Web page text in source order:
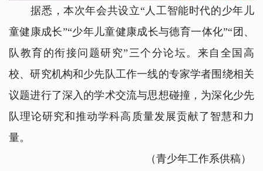
据悉，本次年会共设立“人工智能时代的少年儿
童健康成长”“少年儿童健康成长与德育一体化”“团、
队教育的衔接问题研究”三个分论坛。来自全国高
校、研究机构和少先队工作一线的专家学者围绕相关
议题进行了深入的学术交流与思想碰撞，为深化少先
队理论研究和推动学科高质量发展贡献了智慧和力
量。
（青少年工作系供稿）